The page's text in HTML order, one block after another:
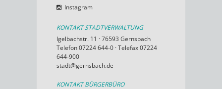
Instagram
KONTAKT STADTVERWALTUNG
Igelbachstr. 11 · 76593 Gernsbach
Telefon 07224 644-0 · Telefax 07224
644-900
stadt@gernsbach.de
KONTAKT BÜRGERBÜRO